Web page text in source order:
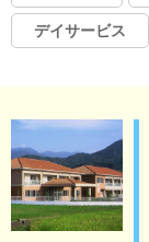
デイサービス